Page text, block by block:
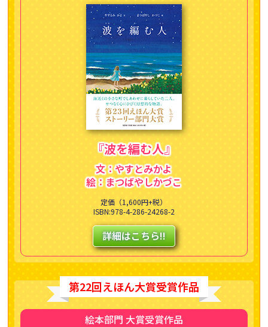
『波を編む人』
文：やすとみかよ
絵：まつばやしかづこ
定価（1,600円+税）
ISBN:978-4-286-24268-2
詳細はこちら!!
第22回えほん大賞受賞作品
絵本部門 大賞受賞作品